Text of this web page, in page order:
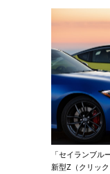
「セイランブ
新型Z（クリッ